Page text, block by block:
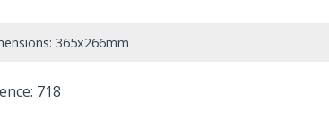
365x266mm
718